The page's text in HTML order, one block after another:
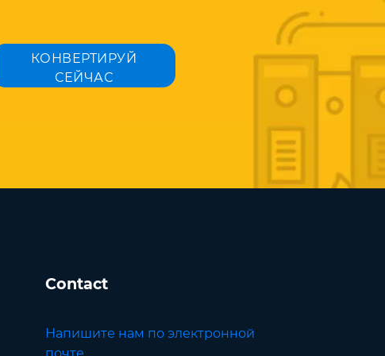
КОНВЕРТИРУЙ
СЕЙЧАС
Contact
Напишите нам по электронной